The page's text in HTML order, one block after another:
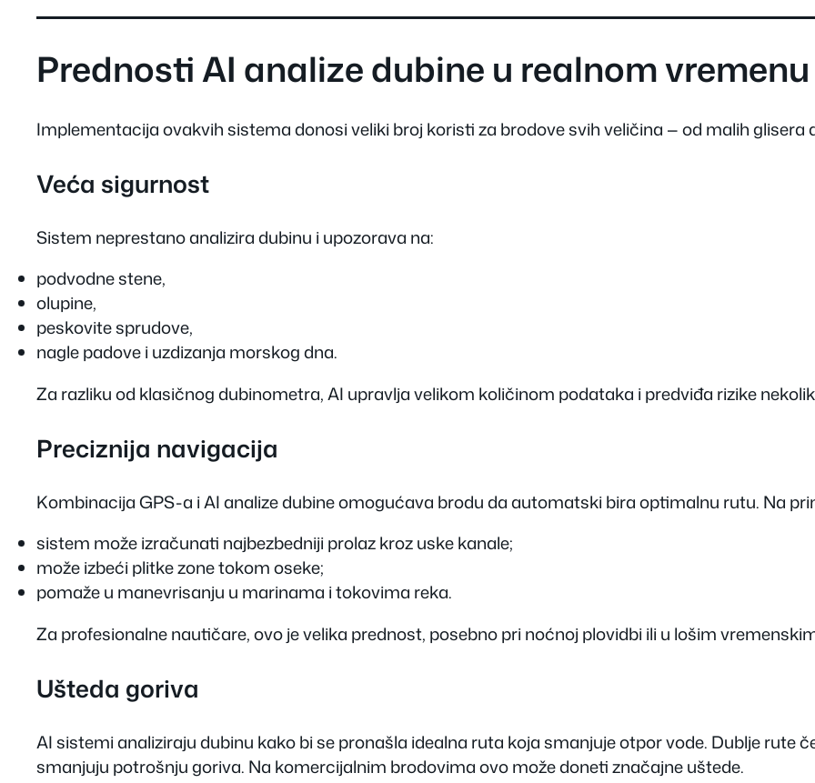
Prednosti AI analize dubine u realnom vremenu
Implementacija ovakvih sistema donosi veliki broj koristi za brodove svih veličina — od malih glisera
Veća sigurnost
Sistem neprestano analizira dubinu i upozorava na:
podvodne stene,
olupine,
peskovite sprudove,
nagle padove i uzdizanja morskog dna.
Za razliku od klasičnog dubinometra, AI upravlja velikom količinom podataka i predviđa rizike
Preciznija navigacija
Kombinacija GPS-a i AI analize dubine omogućava brodu da automatski bira optimalnu rutu. Na
sistem može izračunati najbezbedniji prolaz kroz uske kanale;
može izbeći plitke zone tokom oseke;
pomaže u manevrisanju u marinama i tokovima reka.
Za profesionalne nautičare, ovo je velika prednost, posebno pri noćnoj plovidbi ili u lošim
Ušteda goriva
AI sistemi analiziraju dubinu kako bi se pronašla idealna ruta koja smanjuje otpor vode. Dublje rute
smanjuju potrošnju goriva. Na komercijalnim brodovima ovo može doneti značajne uštede.